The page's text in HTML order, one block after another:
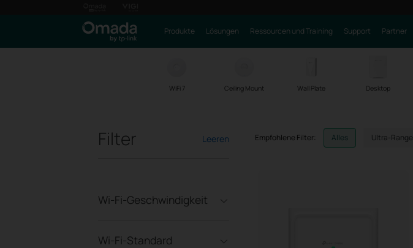
Produkte Lösungen Ressourcen und Training Support Partner
WiFi 7 Ceiling Mount Wall Plate Desktop
Leeren
Filter
Wi-Fi-Geschwindigkeit
Wi-Fi-Standard
Empfohlene Filter: Alles Ultra-Range